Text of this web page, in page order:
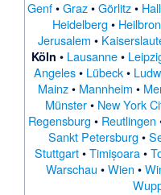
Genf•Graz•Görlitz•
Heidelberg •
Jerusalem •
Köln • Lausanne•
Angeles• Lübeck•
Mainz• Mannheim •
Münster• New York
Regensburg • Reutlingen
Sankt Petersburg •
Stuttgart•Timișoara•
Warschau •Wien •